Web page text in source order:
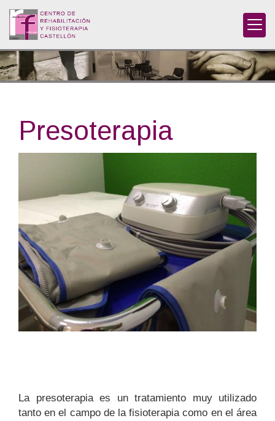
Presoterapia
La presoterapia es un tratamiento muy utilizado
tanto en el campo de la fisioterapia como en el área